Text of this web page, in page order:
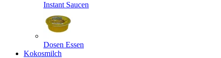
Instant Saucen
Dosen Essen
Kokosmilch